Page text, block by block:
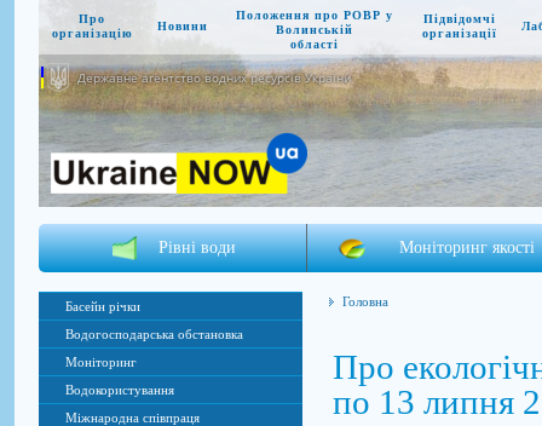
Про
організацію
Новини
Положення про РОВР у
Волинській
області
Підвідомчі
організації
Державне агентство водних ресурсів України
Рівні води Моніторинг якості
Басейн річки
Водогосподарська обстановка
Моніторинг
Водокористування
Міжнародна співпраця
Головна
Про
по 13 липня